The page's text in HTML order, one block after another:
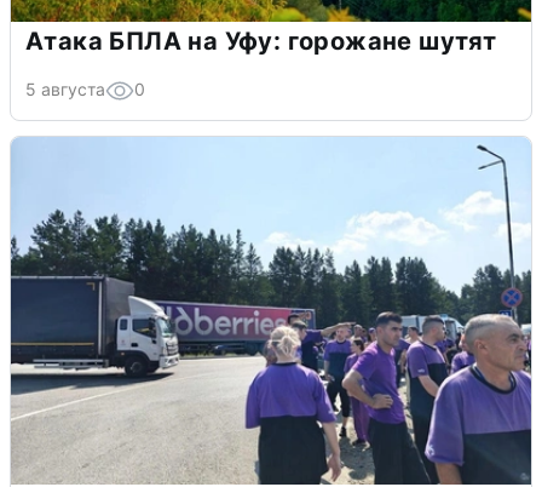
Атака БПЛА на Уфу: горожане шутят
5 августа 0